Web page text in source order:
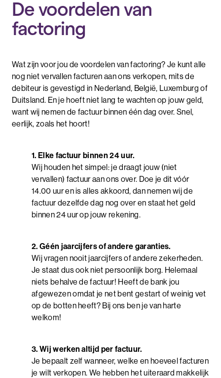
De voordelen van
factoring
Wat zijn voor jou de voordelen van factoring? Je kunt alle
nog niet vervallen facturen aan ons verkopen, mits de
debiteur is gevestigd in Nederland, België, Luxemburg of
Duitsland. En je hoeft niet lang te wachten op jouw geld,
want wij nemen de factuur binnen één dag over. Snel,
eerlijk, zoals het hoort!
1. Elke factuur binnen 24 uur.
Wij houden het simpel: je draagt jouw (niet
vervallen) factuur aan ons over. Doe je dit vóór
14.00 uur en is alles akkoord, dan nemen wij de
factuur dezelfde dag nog over en staat het geld
binnen 24 uur op jouw rekening.
2. Géén jaarcijfers of andere garanties.
Wij vragen nooit jaarcijfers of andere zekerheden.
Je staat dus ook niet persoonlijk borg. Helemaal
niets behalve de factuur! Heeft de bank jou
afgewezen omdat je net bent gestart of weinig vet
op de botten heeft? Bij ons ben je van harte
welkom!
3. Wij werken altijd per factuur.
Je bepaalt zelf wanneer, welke en hoeveel facturen
je wilt verkopen. We hebben het uiteraard makkelijk